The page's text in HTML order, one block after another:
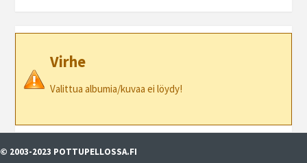
Virhe
Valittua albumia/kuvaa ei löydy!
© 2003-2023 POTTUPELLOSSA.FI